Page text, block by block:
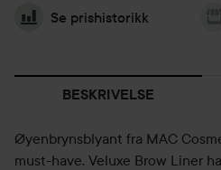
Se prishistorikk
BESKRIVELSE
Øyenbrynsblyant fra MAC
must-have. Veluxe Brow Liner